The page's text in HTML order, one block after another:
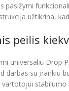
pasižymi
užtikrina,
peilis
universaliu
darbas su įrankiu